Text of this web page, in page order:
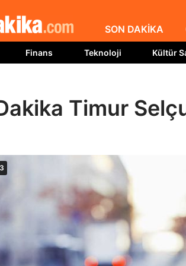
SON DAKİKA
Finans Teknoloji Kültür
Timur